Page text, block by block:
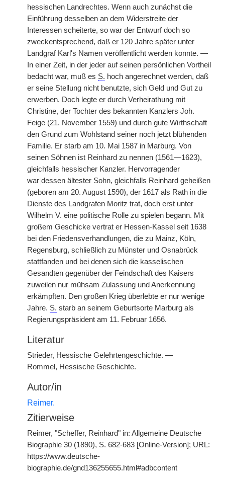
hessischen Landrechtes. Wenn auch zunächst die
Einführung desselben an dem Widerstreite der
Interessen scheiterte, so war der Entwurf doch so
zweckentsprechend, daß er 120 Jahre später unter
Landgraf Karl's Namen veröffentlicht werden konnte. —
In einer Zeit, in der jeder auf seinen persönlichen Vortheil
bedacht war, muß es S. hoch angerechnet werden, daß
er seine Stellung nicht benutzte, sich Geld und Gut zu
erwerben. Doch legte er durch Verheirathung mit
Christine, der Tochter des bekannten Kanzlers Joh.
Feige (21. November 1559) und durch gute Wirthschaft
den Grund zum Wohlstand seiner noch jetzt blühenden
Familie. Er starb am 10. Mai 1587 in Marburg. Von
seinen Söhnen ist Reinhard zu nennen (1561—1623),
gleichfalls hessischer Kanzler. Hervorragender
war dessen ältester Sohn, gleichfalls Reinhard geheißen
(geboren am 20. August 1590), der 1617 als Rath in die
Dienste des Landgrafen Moritz trat, doch erst unter
Wilhelm V. eine politische Rolle zu spielen begann. Mit
großem Geschicke vertrat er Hessen-Kassel seit 1638
bei den Friedensverhandlungen, die zu Mainz, Köln,
Regensburg, schließlich zu Münster und Osnabrück
stattfanden und bei denen sich die kasselischen
Gesandten gegenüber der Feindschaft des Kaisers
zuweilen nur mühsam Zulassung und Anerkennung
erkämpften. Den großen Krieg überlebte er nur wenige
Jahre. S. starb an seinem Geburtsorte Marburg als
Regierungspräsident am 11. Februar 1656.
Literatur
Strieder, Hessische Gelehrtengeschichte. —
Rommel, Hessische Geschichte.
Autor/in
Reimer.
Zitierweise
Reimer, "Scheffer, Reinhard" in: Allgemeine Deutsche
Biographie 30 (1890), S. 682-683 [Online-Version]; URL:
https://www.deutsche-
biographie.de/gnd136255655.html#adbcontent